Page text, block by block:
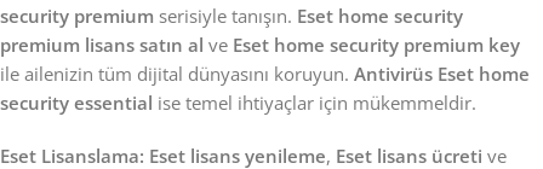
security premium serisiyle tanışın. Eset home security
premium lisans satın al ve Eset home security premium key
ile ailenizin tüm dijital dünyasını koruyun. Antivirüs Eset home
security essential ise temel ihtiyaçlar için mükemmeldir.
Eset Lisanslama: Eset lisans yenileme, Eset lisans ücreti ve